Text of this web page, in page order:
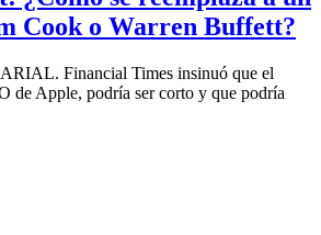
Cook o Warren Buffett?
Financial Times insinuó que el
de Apple, podría ser corto y que podría